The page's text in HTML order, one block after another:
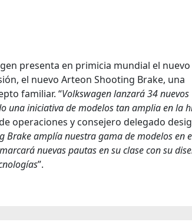
presenta en primicia mundial el
el nuevo Arteon Shooting Brake, una
familiar. “Volkswagen lanzará 34 nuevos
una iniciativa de modelos tan amplia en la
operaciones y consejero delegado
Brake amplía nuestra gama de modelos en
nuevas pautas en su clase con su
”.